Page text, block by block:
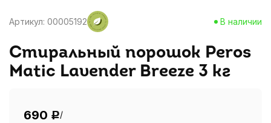
Артикул: 00005192 В наличии
Стиральный порошок Peros
Matic Lavender Breeze 3 кг
690 Р/